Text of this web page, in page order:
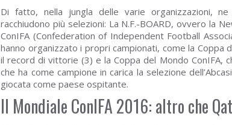
Di fatto, nella jungla delle varie organizzazioni,
racchiudono più selezioni: La N.F.-BOARD, ovvero la
ConIFA (Confederation of Independent Football
hanno organizzato i propri campionati, come la Coppa
il record di vittorie (3) e la Coppa del Mondo ConIFA,
che ha come campione in carica la selezione
giocata come paese ospitante.
Il Mondiale ConIFA 2016: altro che